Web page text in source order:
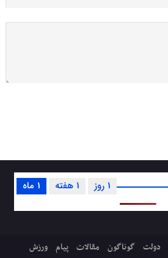
1 ماه 1 هفته 1 روز
دولت گوناگون مقالات پیام ورزش